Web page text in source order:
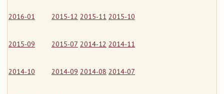
2016-01 2015-12 2015-11 2015-10
2015-09 2015-07 2014-12 2014-11
2014-10 2014-09 2014-08 2014-07